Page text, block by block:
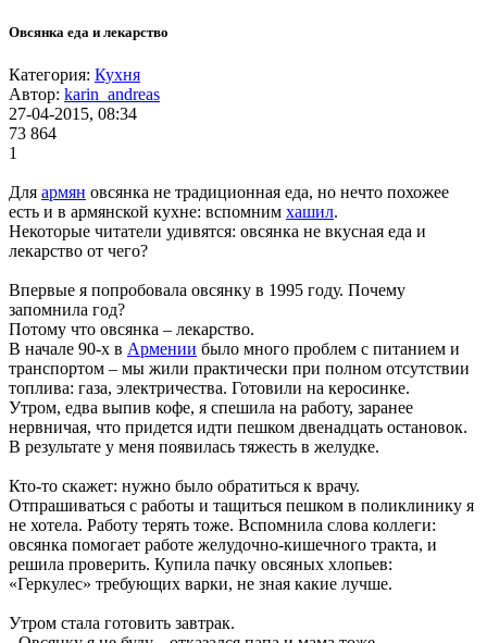
Овсянка еда и лекарство
Категория: Кухня
Автор: karin_andreas
27-04-2015, 08:34
73 864
1
Для армян овсянка не традиционная еда, но нечто похожее
есть и в армянской кухне: вспомним хашил.
Некоторые читатели удивятся: овсянка не вкусная еда и
лекарство от чего?
Впервые я попробовала овсянку в 1995 году. Почему
запомнила год?
Потому что овсянка – лекарство.
В начале 90-х в Армении было много проблем с питанием и
транспортом – мы жили практически при полном отсутствии
топлива: газа, электричества. Готовили на керосинке.
Утром, едва выпив кофе, я спешила на работу, заранее
нервничая, что придется идти пешком двенадцать остановок.
В результате у меня появилась тяжесть в желудке.
Кто-то скажет: нужно было обратиться к врачу.
Отпрашиваться с работы и тащиться пешком в поликлинику я
не хотела. Работу терять тоже. Вспомнила слова коллеги:
овсянка помогает работе желудочно-кишечного тракта, и
решила проверить. Купила пачку овсяных хлопьев:
«Геркулес» требующих варки, не зная какие лучше.
Утром стала готовить завтрак.